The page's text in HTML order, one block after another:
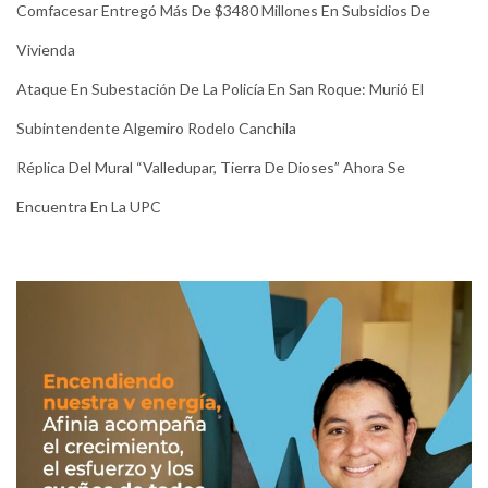
Comfacesar Entregó Más De $3480 Millones En Subsidios De
Vivienda
Ataque En Subestación De La Policía En San Roque: Murió El
Subintendente Algemiro Rodelo Canchila
Réplica Del Mural “Valledupar, Tierra De Dioses” Ahora Se
Encuentra En La UPC